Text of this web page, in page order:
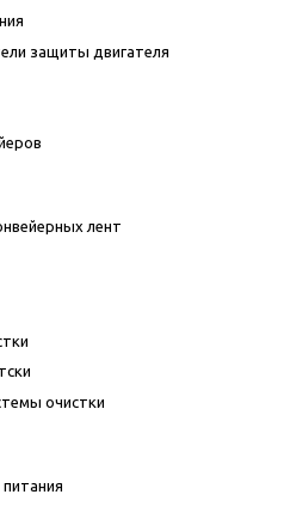
защиты двигателя
лент
очистки